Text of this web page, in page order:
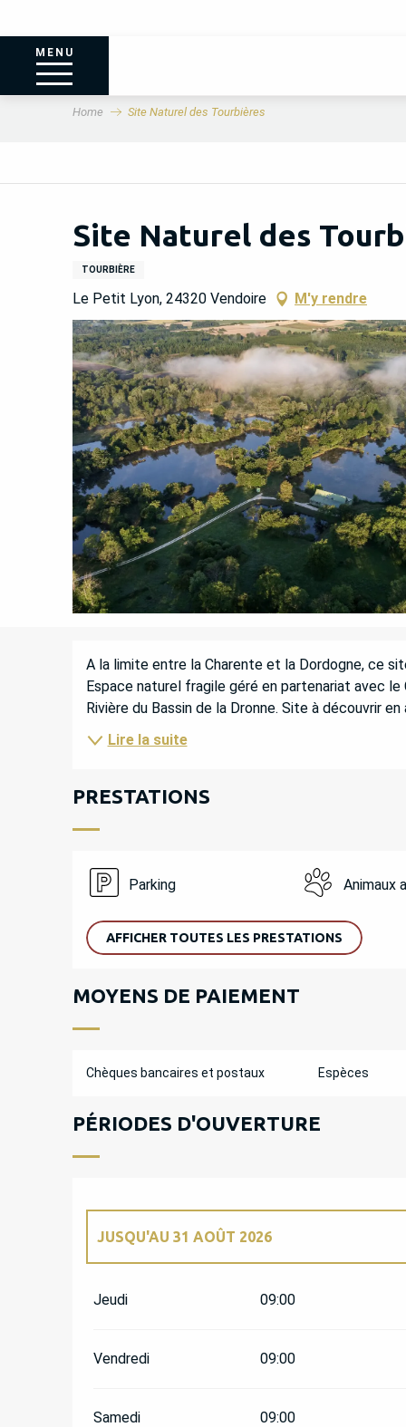
MENU
Home Site Naturel des Tourbières
Site Naturel des
TOURBIÈRE
Le Petit Lyon, 24320 Vendoire M'y rendre
DESCRIPTION
A la limite entre la Charente et la Dordogne, ce
Espace naturel fragile géré en partenariat avec
Rivière du Bassin de la Dronne. Site à découvrir
Lire la suite
PRESTATIONS
Parking Animaux
AFFICHER TOUTES LES PRESTATIONS
MOYENS DE PAIEMENT
Chèques bancaires et postaux Espèces
PÉRIODES D'OUVERTURE
JUSQU'AU 31 AOÛT 2026
Jeudi 09:00
Vendredi 09:00
Samedi 09:00